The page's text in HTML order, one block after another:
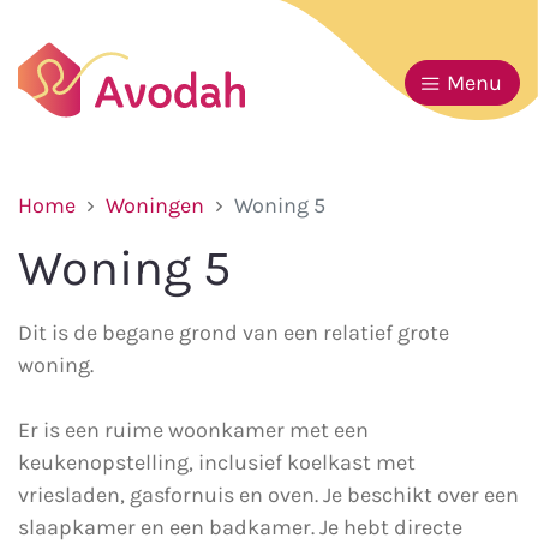
Menu
Home Woningen Woning 5
Woning 5
Dit is de begane grond van een relatief grote
woning.
Er is een ruime woonkamer met een
keukenopstelling, inclusief koelkast met
vriesladen, gasfornuis en oven. Je beschikt over een
slaapkamer en een badkamer. Je hebt directe